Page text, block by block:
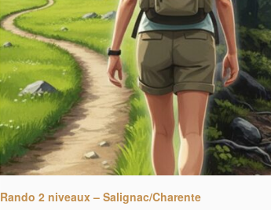
Rando 2 niveaux – Salignac/Charente